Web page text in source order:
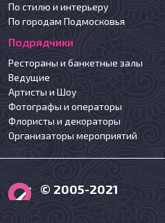
По стилю и интерьеру
По городам Подмосковья
Подрядчики
Рестораны и банкетные залы
Ведущие
Артисты и Шоу
Фотографы и операторы
Флористы и декораторы
Организаторы мероприятий
© 2005-2021